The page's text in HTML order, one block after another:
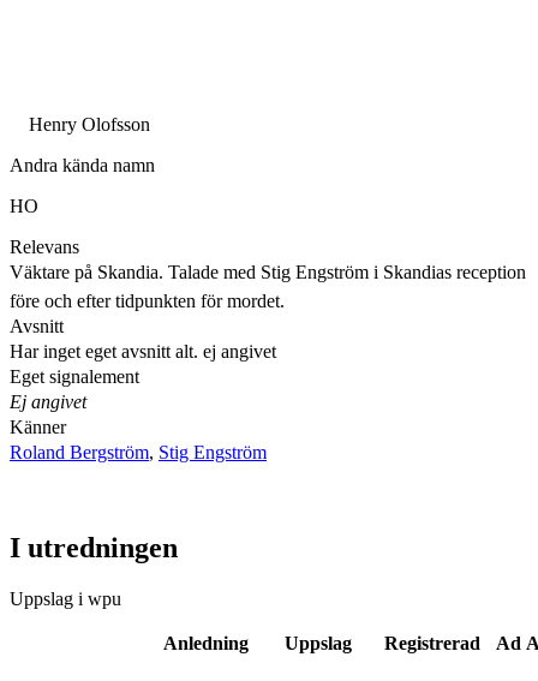
Henry Olofsson
Andra kända namn
HO
Relevans
Väktare på Skandia. Talade med Stig Engström i Skandias reception
före och efter tidpunkten för mordet.
Avsnitt
Har inget eget avsnitt alt. ej angivet
Eget signalement
Ej angivet
Känner
Roland Bergström, Stig Engström
I utredningen
Uppslag i wpu
Anledning Uppslag Registrerad Ad